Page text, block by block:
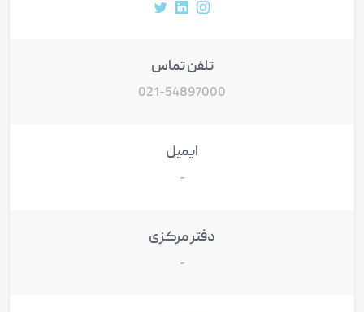
آدرس پروفایل اینستاگرام
آدرس پروفایل لینکداین
آدرس پروفایل توییتر
تلفن تماس
021-54897000
ایمیل
-
دفتر مرکزی
-